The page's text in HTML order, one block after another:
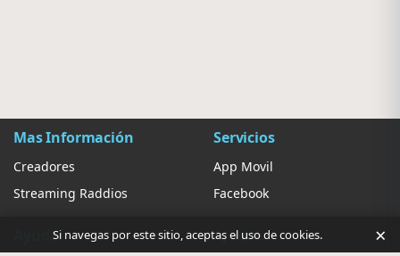
Mas Información
Creadores
Streaming Raddios
Servicios
App Movil
Facebook
Ayuda Ajustes
Si navegas por este sitio, aceptas el uso de cookies. ×